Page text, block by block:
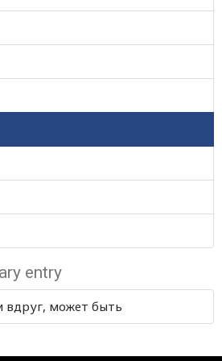
entry
вдруг, может быть